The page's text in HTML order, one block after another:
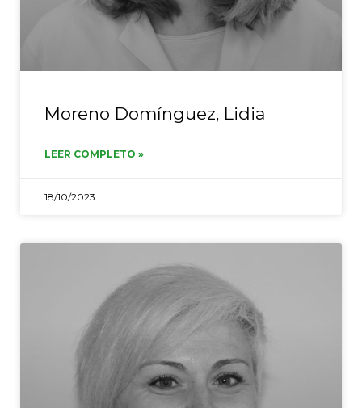
Moreno Domínguez, Lidia
LEER COMPLETO »
18/10/2023